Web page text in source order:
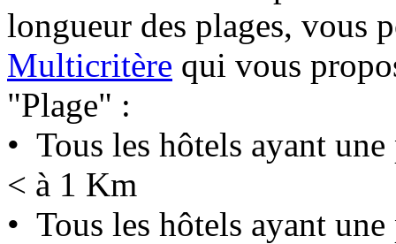
longueur des plages, vous
Multicritère qui vous
"Plage" :
• Tous les hôtels ayant
< à 1 Km
• Tous les hôtels ayant